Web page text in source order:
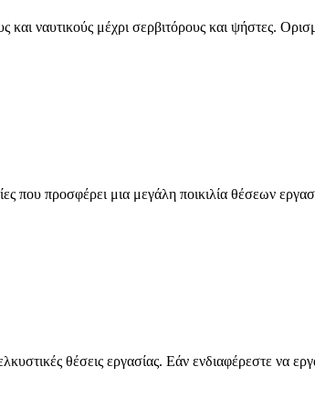
ναυτικούς μέχρι σερβιτόρους και ψήστες.
που προσφέρει μια μεγάλη ποικιλία θέσεων
θέσεις εργασίας. Εάν ενδιαφέρεστε να